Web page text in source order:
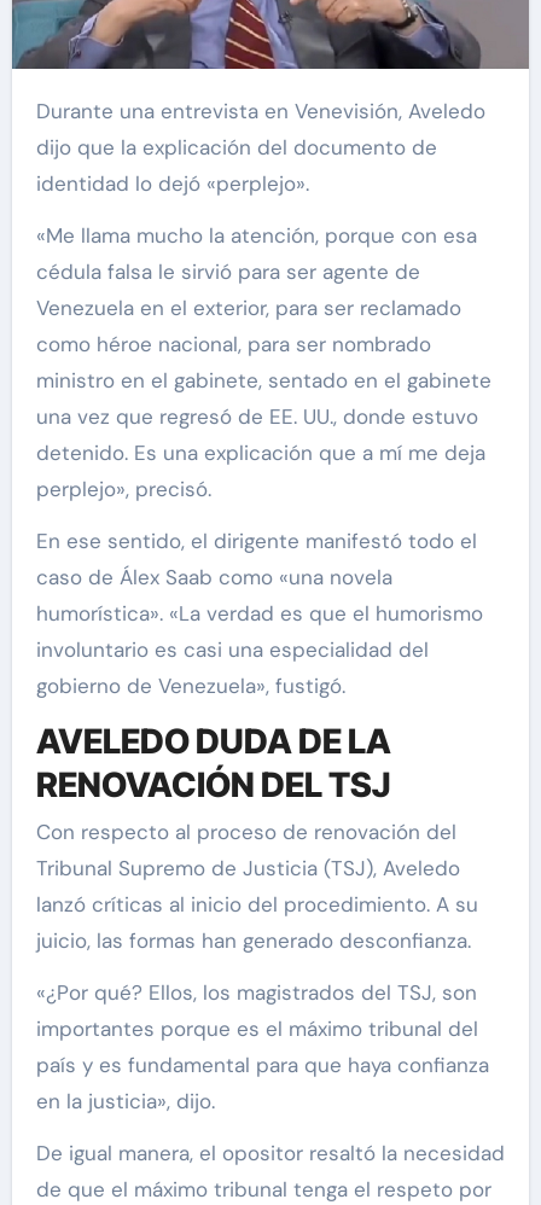
Durante una entrevista en Venevisión, Aveledo
dijo que la explicación del documento de
identidad lo dejó «perplejo».
«Me llama mucho la atención, porque con esa
cédula falsa le sirvió para ser agente de
Venezuela en el exterior, para ser reclamado
como héroe nacional, para ser nombrado
ministro en el gabinete, sentado en el gabinete
una vez que regresó de EE. UU., donde estuvo
detenido. Es una explicación que a mí me deja
perplejo», precisó.
En ese sentido, el dirigente manifestó todo el
caso de Álex Saab como «una novela
humorística». «La verdad es que el humorismo
involuntario es casi una especialidad del
gobierno de Venezuela», fustigó.
AVELEDO DUDA DE LA
RENOVACIÓN DEL TSJ
Con respecto al proceso de renovación del
Tribunal Supremo de Justicia (TSJ), Aveledo
lanzó críticas al inicio del procedimiento. A su
juicio, las formas han generado desconfianza.
«¿Por qué? Ellos, los magistrados del TSJ, son
importantes porque es el máximo tribunal del
país y es fundamental para que haya confianza
en la justicia», dijo.
De igual manera, el opositor resaltó la necesidad
de que el máximo tribunal tenga el respeto por